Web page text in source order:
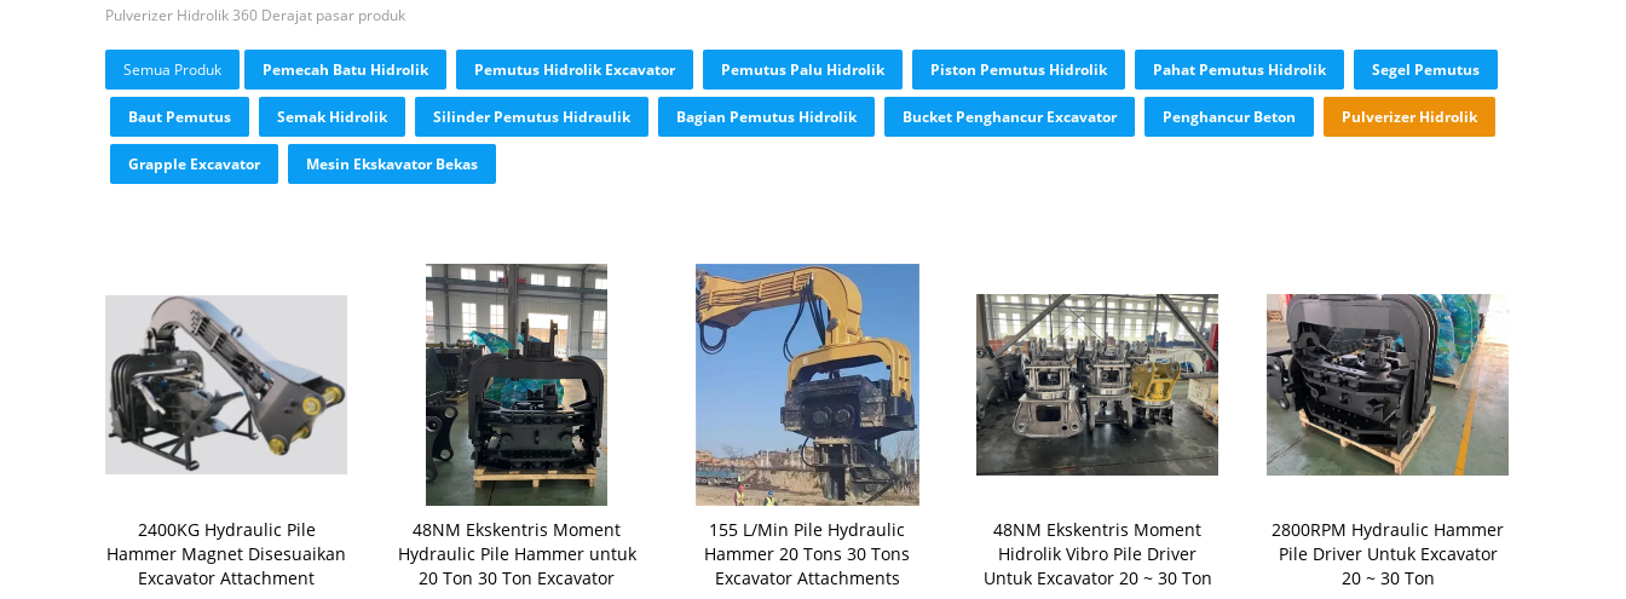
Pulverizer Hidrolik 360 Derajat pasar produk
Semua Produk Pemecah Batu Hidrolik Pemutus Hidrolik Excavator Pemutus Palu Hidrolik Piston Pemutus Hidrolik Pahat Pemutus Hidrolik Segel Pemutus
Baut Pemutus Semak Hidrolik Silinder Pemutus Hidraulik Bagian Pemutus Hidrolik Bucket Penghancur Excavator Penghancur Beton Pulverizer Hidrolik
Grapple Excavator Mesin Ekskavator Bekas
2400KG Hydraulic Pile
Hammer Magnet Disesuaikan
Excavator Attachment
48NM Ekskentris Moment
Hydraulic Pile Hammer untuk
20 Ton 30 Ton Excavator
155 L/Min Pile Hydraulic
Hammer 20 Tons 30 Tons
Excavator Attachments
48NM Ekskentris Moment
Hidrolik Vibro Pile Driver
Untuk Excavator 20 ~ 30 Ton
2800RPM Hydraulic Hammer
Pile Driver Untuk Excavator
20 ~ 30 Ton